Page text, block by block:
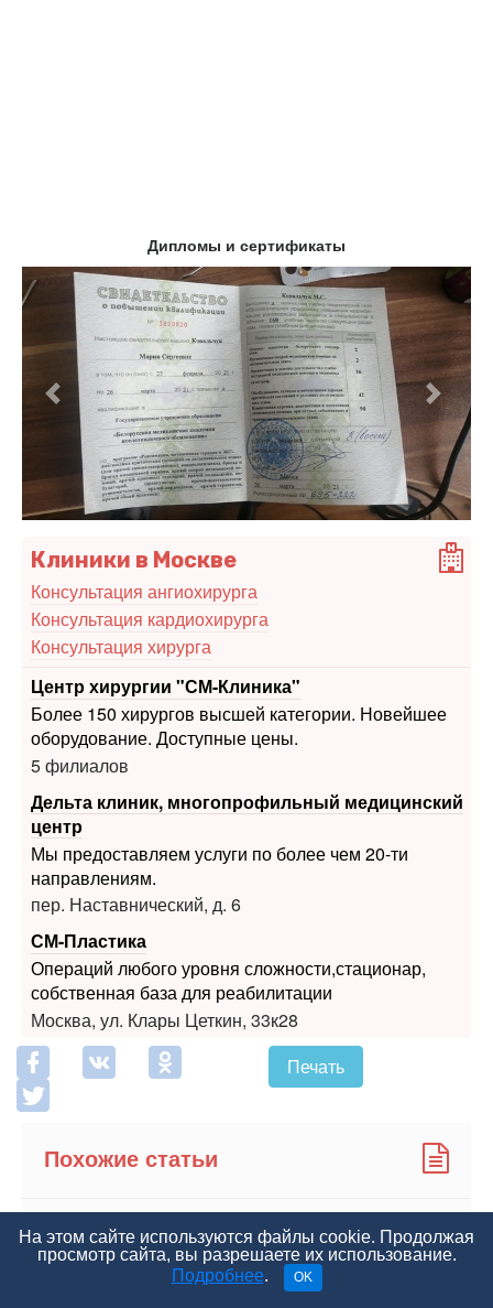
Дипломы и сертификаты
Предыдущий
Клиники в Москве
Консультация ангиохирурга
Консультация кардиохирурга
Консультация хирурга
Центр хирургии "СМ-Клиника"
Более 150 хирургов высшей категории. Новейшее
оборудование. Доступные цены.
5 филиалов
Дельта клиник, многопрофильный медицинский
центр
Мы предоставляем услуги по более чем 20-ти
направлениям.
пер. Наставнический, д. 6
СМ-Пластика
Операций любого уровня сложности,стационар,
собственная база для реабилитации
Москва, ул. Клары Цеткин, 33к28
Печать
Похожие статьи
прижизненная диагностика инфаркта
На этом сайте используются файлы cookie. Продолжая
просмотр сайта, вы разрешаете их использование.
Подробнее. OK